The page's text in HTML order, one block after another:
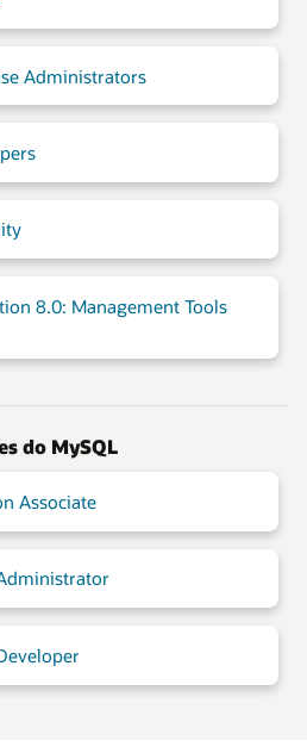
Administrators
8.0: Management Tools
do MySQL
Associate